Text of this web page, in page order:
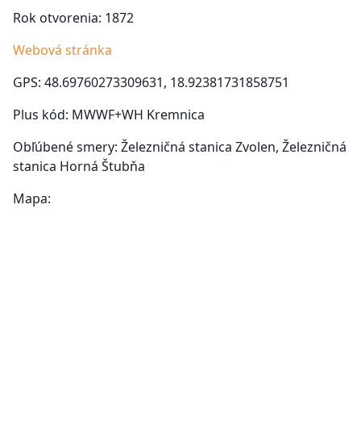
Rok otvorenia: 1872
Webová stránka
GPS: 48.69760273309631, 18.92381731858751
Plus kód: MWWF+WH Kremnica
Obľúbené smery: Železničná stanica Zvolen, Železničná
stanica Horná Štubňa
Mapa: